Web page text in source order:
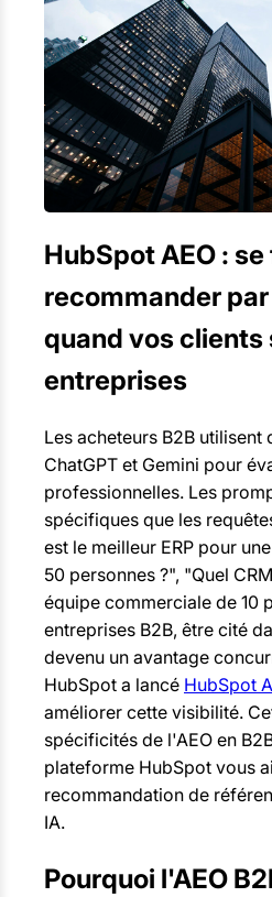
HubSpot AEO :
recommander
quand vos clients
entreprises
Les acheteurs B2B utilisent
ChatGPT et Gemini pour
professionnelles. Les
spécifiques que les
est le meilleur ERP pour
50 personnes ?", "Quel
équipe commerciale de 10
entreprises B2B, être cité
devenu un avantage
HubSpot a lancé HubSpot
améliorer cette visibilité.
spécificités de l'AEO en
plateforme HubSpot vous
recommandation de
IA.
Pourquoi l'AEO